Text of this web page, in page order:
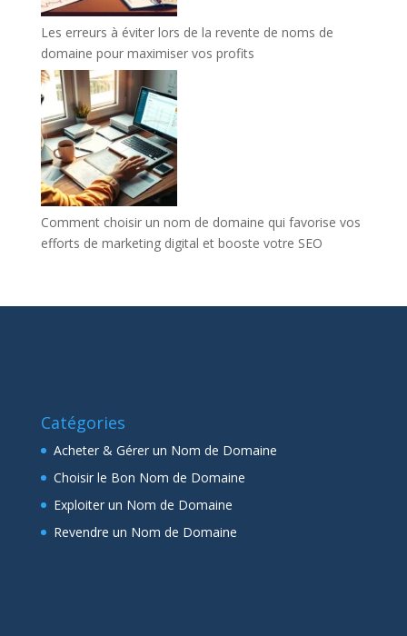
Les erreurs à éviter lors de la revente de noms de
domaine pour maximiser vos profits
Comment choisir un nom de domaine qui favorise vos
efforts de marketing digital et booste votre SEO
Catégories
Acheter & Gérer un Nom de Domaine
Choisir le Bon Nom de Domaine
Exploiter un Nom de Domaine
Revendre un Nom de Domaine